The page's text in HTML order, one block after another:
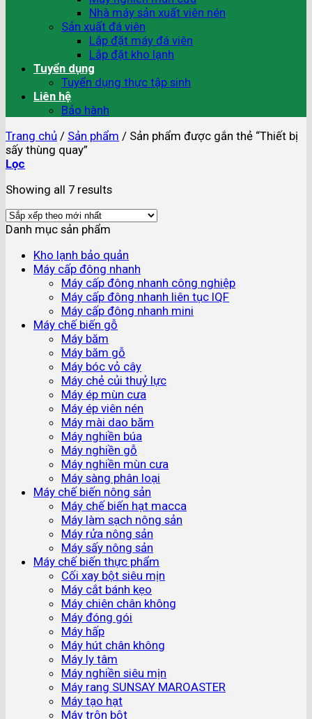
Nhà máy sản xuất viên nén
Sản xuất đá viên
Lắp đặt máy đá viên
Lắp đặt kho lạnh
Tuyển dụng
Tuyển dụng thực tập sinh
Liên hệ
Bảo hành
Trang chủ / Sản phẩm / Sản phẩm được gắn thẻ “Thiết bị
sấy thùng quay”
Lọc
Showing all 7 results
Danh mục sản phẩm
Kho lạnh bảo quản
Máy cấp đông nhanh
Máy cấp đông nhanh công nghiệp
Máy cấp đông nhanh liên tục IQF
Máy cấp đông nhanh mini
Máy chế biến gỗ
Máy băm
Máy băm gỗ
Máy bóc vỏ cây
Máy chẻ củi thuỷ lực
Máy ép mùn cưa
Máy ép viên nén
Máy mài dao băm
Máy nghiền búa
Máy nghiền gỗ
Máy nghiền mùn cưa
Máy sàng phân loại
Máy chế biến nông sản
Máy chế biến hạt macca
Máy làm sạch nông sản
Máy rửa nông sản
Máy sấy nông sản
Máy chế biến thực phẩm
Cối xay bột siêu mịn
Máy cắt bánh kẹo
Máy chiên chân không
Máy đóng gói
Máy hấp
Máy hút chân không
Máy ly tâm
Máy nghiền siêu mịn
Máy rang SUNSAY MAROASTER
Máy tạo hạt
Máy trộn bột